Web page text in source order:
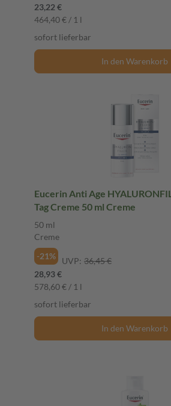
23,22 €
464,40 € / 1 l
sofort lieferbar
In den Warenkorb
Eucerin Anti Age
Tag Creme 50 ml Creme
50 ml
Creme
-21%
UVP: 36,45 €
28,93 €
578,60 € / 1 l
sofort lieferbar
In den Warenkorb